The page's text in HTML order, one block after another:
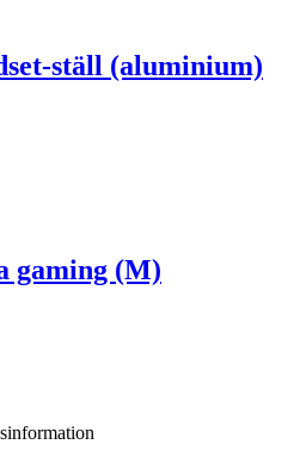
ställ (aluminium)
gaming (M)